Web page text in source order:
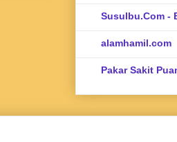
SusuIbu.Com -
alamhamil.com
Pakar Sakit